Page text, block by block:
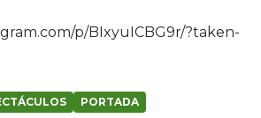
p/BIxyuICBG9r/?taken-
PORTADA